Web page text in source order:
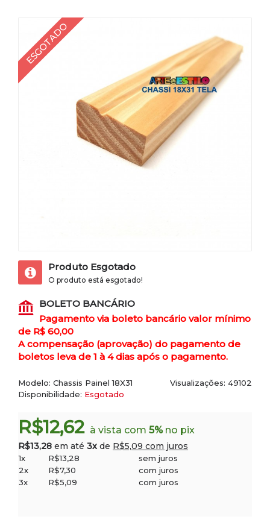
ESGOTADO
Produto Esgotado
O produto está esgotado!
BOLETO BANCÁRIO
Pagamento via boleto bancário valor mínimo
de R$ 60,00
A compensação (aprovação) do pagamento de
boletos leva de 1 à 4 dias após o pagamento.
Visualizações: 49102
Modelo: Chassis Painel 18X31
Disponibilidade: Esgotado
R$12,62 à vista com 5%no pix
R$13,28 em até 3x de R$5,09 com juros
1x R$13,28
sem juros
2x
R$7,30
com juros
3x
R$5,09 com juros